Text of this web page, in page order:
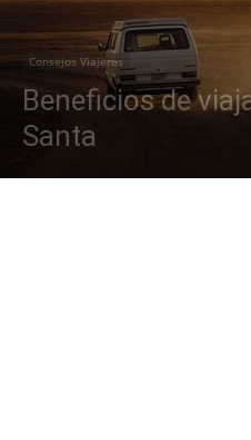
Consejos Viajeros
Beneficios de
Santa